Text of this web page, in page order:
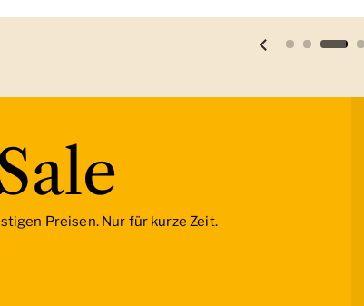
Vorherige Folie
Preisen. Nur für kurze Zeit.